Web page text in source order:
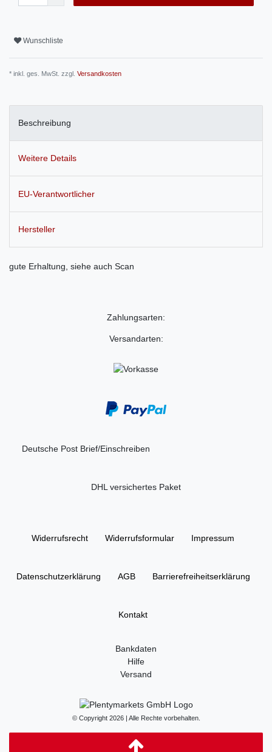
Wunschliste
* inkl. ges. MwSt. zzgl. Versandkosten
Beschreibung
Weitere Details
EU-Verantwortlicher
Hersteller
gute Erhaltung, siehe auch Scan
Zahlungsarten:
Versandarten:
Deutsche Post Brief/Einschreiben
DHL versichertes Paket
Widerrufs­recht Widerrufs­formular Impressum
Daten­schutz­erklärung AGB Barrierefreiheitserklärung
Kontakt
Bankdaten
Hilfe
Versand
© Copyright 2026 | Alle Rechte vorbehalten.